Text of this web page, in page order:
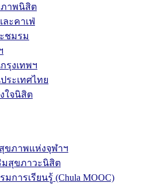
าพนิสิต
ะคาเฟ่
ชมรม
รุงเทพฯ
ระเทศไทย
ใจนิสิต
ขภาพแห่งจุฬาฯ
มสุขภาวะนิสิต
การเรียนรู้ (Chula MOOC)